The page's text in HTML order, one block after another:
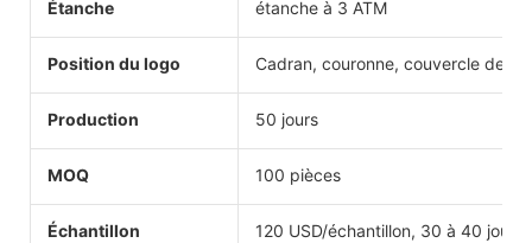
Étanche étanche à 3 ATM
Position du logo Cadran, couronne, couvercle de
Production 50 jours
MOQ 100 pièces
Échantillon 120 USD/échantillon, 30 à 40 jours